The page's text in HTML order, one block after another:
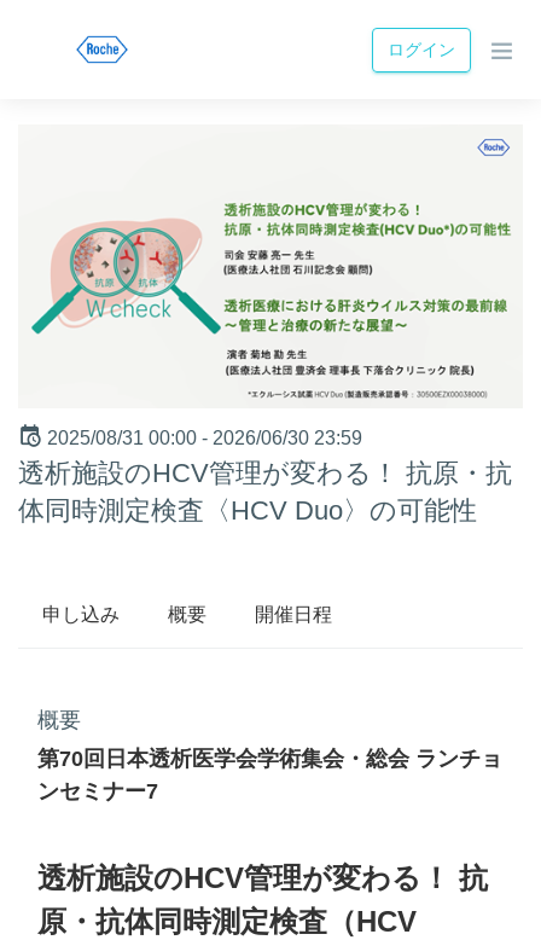
ログイン
2025/08/31 00:00 - 2026/06/30 23:59
透析施設のHCV管理が変わる！ 抗原・抗
体同時測定検査〈HCV Duo〉の可能性
申し込み 概要 開催日程
概要
第70回日本透析医学会学術集会・総会 ランチョ
ンセミナー7
透析施設のHCV管理が変わる！ 抗
原・抗体同時測定検査（HCV